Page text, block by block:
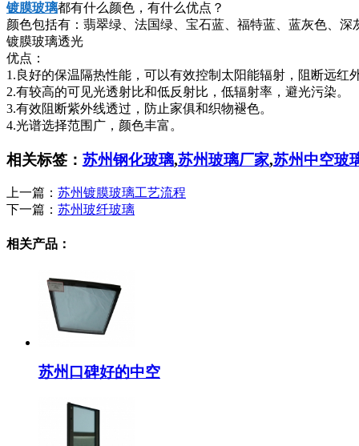
镀膜玻璃都有什么颜色，有什么优点？
颜色包括有：翡翠绿、法国绿、宝石蓝、福特蓝、蓝灰色、深
镀膜玻璃透光
优点：
1.良好的保温隔热性能，可以有效控制太阳能辐射，阻断远
2.有较高的可见光透射比和低反射比，低辐射率，避光污染。
3.有效阻断紫外线透过，防止家俱和织物褪色。
4.光谱选择范围广，颜色丰富。
相关标签： 苏州钢化玻璃,苏州玻璃厂家,苏州中空玻
上一篇： 苏州镀膜玻璃工艺流程
下一篇： 苏州玻纤玻璃
相关产品：
苏州口碑好的中空